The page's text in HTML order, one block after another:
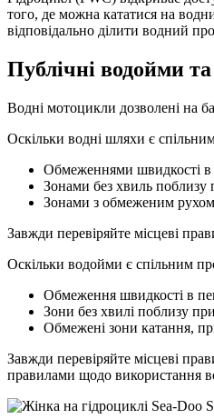
того, де можна кататися на
відповідально ділити водний
Публічні водойми
Водні мотоцикли дозволені на
Оскільки водні шляхи є
Обмеженнями швидкості в
Зонами без хвиль поблизу
Зонами з обмеженим
Завжди перевіряйте місцеві
Оскільки водойми є спільним
Обмеження швидкості в
Зони без хвилі поблизу
Обмежені зони катання,
Завжди перевіряйте місцеві
правилами щодо використання